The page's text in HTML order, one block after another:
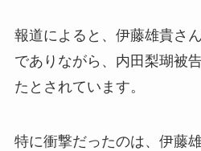
報道によると、伊藤雄貴さ
でありながら、内田梨瑚被
たとされています。
特に衝撃だったのは、伊藤